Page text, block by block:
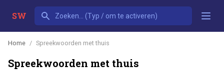
SW
Home Spreekwoorden met thuis
Spreekwoorden met thuis